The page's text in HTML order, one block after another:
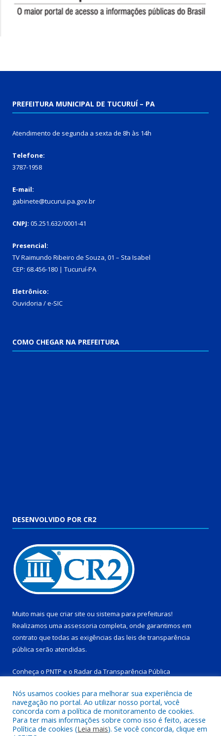
PREFEITURA MUNICIPAL DE TUCURUÍ – PA
Atendimento de segunda a sexta de 8h às 14h
Telefone:
3787-1958
E-mail:
gabinete@tucurui.pa.gov.br
CNPJ: 05.251.632/0001-41
Presencial:
TV Raimundo Ribeiro de Souza, 01 – Sta Isabel
CEP: 68.456-180 | Tucuruí-PA
Eletrônico:
Ouvidoria /e-SIC
COMO CHEGAR NA PREFEITURA
DESENVOLVIDO POR CR2
Muito mais que criar site ou sistema para prefeituras!
Realizamos uma assessoria completa, onde garantimos em
contrato que todas as exigências das leis de transparência
pública serão atendidas.
Conheça o PNTP e o Radar da Transparência Pública
Todos os direitos reservados a Prefeitura Municipal de Tucuruí-
PA.
Nós usamos cookies para melhorar sua experiência de
navegação no portal. Ao utilizar nosso portal, você
concorda com a política de monitoramento de cookies.
Para ter mais informações sobre como isso é feito, acesse
Política de cookies (Leia mais). Se você concorda, clique em